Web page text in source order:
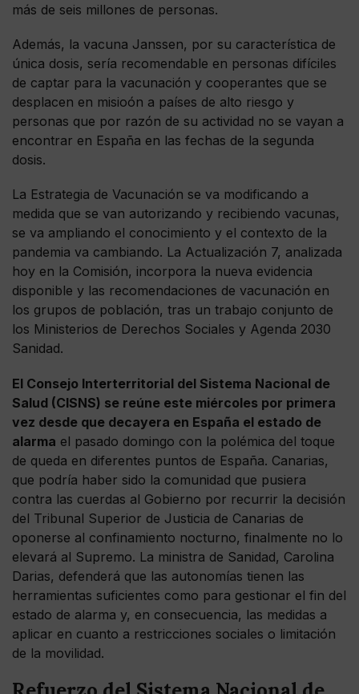
más de seis millones de personas.
Además, la vacuna Janssen, por su característica de
única dosis, sería recomendable en personas difíciles
de captar para la vacunación y cooperantes que se
desplacen en misioón a países de alto riesgo y
personas que por razón de su actividad no se vayan a
encontrar en España en las fechas de la segunda
dosis.
La Estrategia de Vacunación se va modificando a
medida que se van autorizando y recibiendo vacunas,
se va ampliando el conocimiento y el contexto de la
pandemia va cambiando. La Actualización 7, analizada
hoy en la Comisión, incorpora la nueva evidencia
disponible y las recomendaciones de vacunación en
los grupos de población, tras un trabajo conjunto de
los Ministerios de Derechos Sociales y Agenda 2030
Sanidad.
El Consejo Interterritorial del Sistema Nacional de
Salud (CISNS) se reúne este miércoles por primera
vez desde que decayera en España el estado de
alarma el pasado domingo con la polémica del toque
de queda en diferentes puntos de España. Canarias,
que podría haber sido la comunidad que pusiera
contra las cuerdas al Gobierno por recurrir la decisión
del Tribunal Superior de Justicia de Canarias de
oponerse al confinamiento nocturno, finalmente no lo
elevará al Supremo. La ministra de Sanidad, Carolina
Darias, defenderá que las autonomías tienen las
herramientas suficientes como para gestionar el fin del
estado de alarma y, en consecuencia, las medidas a
aplicar en cuanto a restricciones sociales o limitación
de la movilidad.